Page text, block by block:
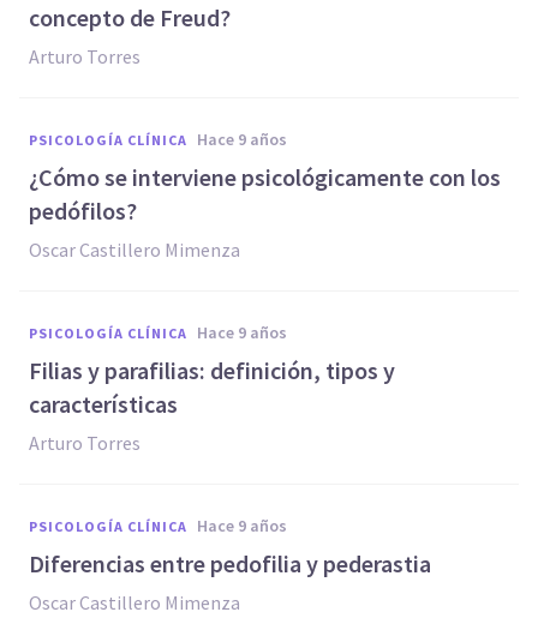
concepto de Freud?
Arturo Torres
PSICOLOGÍA CLÍNICA hace 9 años
¿Cómo se interviene psicológicamente con los
pedófilos?
Oscar Castillero Mimenza
PSICOLOGÍA CLÍNICA hace 9 años
Filias y parafilias: definición, tipos y
características
Arturo Torres
PSICOLOGÍA CLÍNICA hace 9 años
Diferencias entre pedofilia y pederastia
Oscar Castillero Mimenza